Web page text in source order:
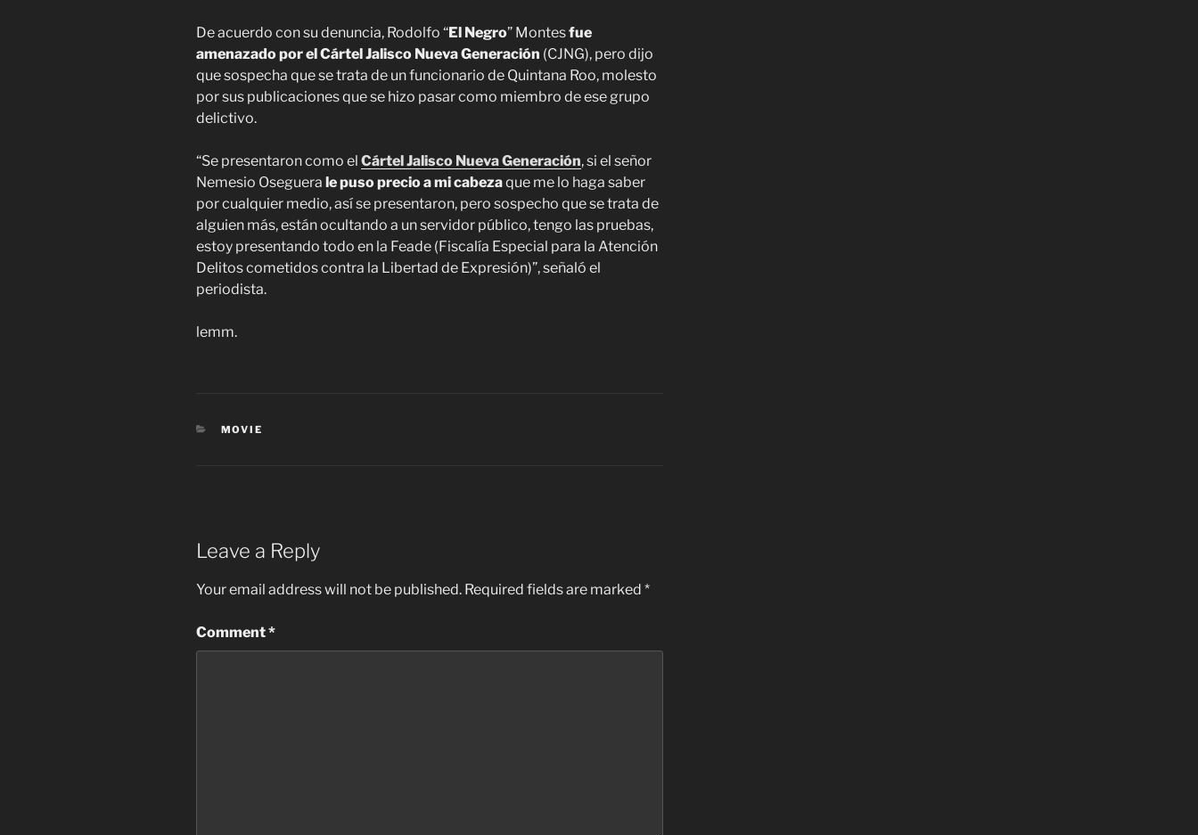
De acuerdo con su denuncia, Rodolfo “El Negro” Montesfue
amenazado por el Cártel Jalisco Nueva Generación (CJNG), pero dijo
que sospecha que se trata de un funcionario de Quintana Roo, molesto
por sus publicaciones que se hizo pasar como miembro de ese grupo
delictivo.
“Se presentaron como el Cártel Jalisco Nueva Generación, si el señor
Nemesio Oseguera le puso precio a mi cabezaque me lo haga saber
por cualquier medio, así se presentaron, pero sospecho que se trata de
alguien más, están ocultando a un servidor público, tengo las pruebas,
estoy presentando todo en la Feade (Fiscalía Especial para la Atención
Delitos cometidos contra la Libertad de Expresión)”, señaló el
periodista.
lemm.
CATEGORIES
MOVIE
Leave a Reply
Your email address will not be published. Required fields are marked *
Comment*